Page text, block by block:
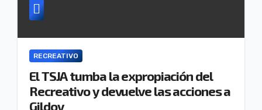
RECREATIVO
El TSJA tumba la expropiación del
Recreativo y devuelve las acciones a
Gildoy